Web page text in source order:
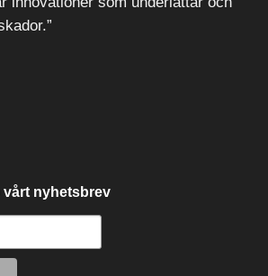
vårt nyhetsbrev